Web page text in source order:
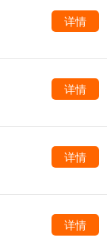
详情
详情
详情
详情